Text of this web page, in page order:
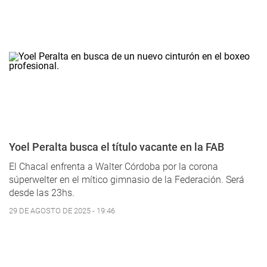
Yoel Peralta busca el título vacante en la FAB
El Chacal enfrenta a Walter Córdoba por la corona
súperwelter en el mítico gimnasio de la Federación. Será
desde las 23hs.
29 DE AGOSTO DE 2025 - 19:46